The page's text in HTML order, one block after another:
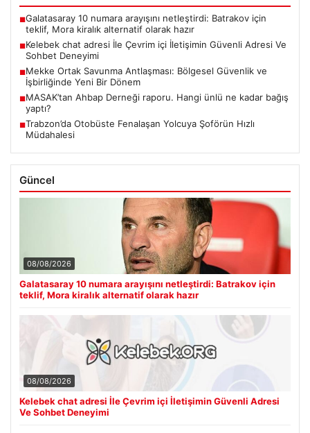
■Galatasaray 10 numara arayışını netleştirdi: Batrakov için
teklif, Mora kiralık alternatif olarak hazır
■Kelebek chat adresi İle Çevrim içi İletişimin Güvenli Adresi Ve
Sohbet Deneyimi
■Mekke Ortak Savunma Antlaşması: Bölgesel Güvenlik ve
İşbirliğinde Yeni Bir Dönem
■MASAK’tan Ahbap Derneği raporu. Hangi ünlü ne kadar bağış
yaptı?
■Trabzon’da Otobüste Fenalaşan Yolcuya Şoförün Hızlı
Müdahalesi
Güncel
08/08/2026
Galatasaray 10 numara arayışını netleştirdi: Batrakov için
teklif, Mora kiralık alternatif olarak hazır
08/08/2026
Kelebek chat adresi İle Çevrim içi İletişimin Güvenli Adresi
Ve Sohbet Deneyimi